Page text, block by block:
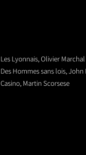
Les Lyonnais, Olivier Marchal
Des Hommes sans lois,
Casino, Martin Scorsese